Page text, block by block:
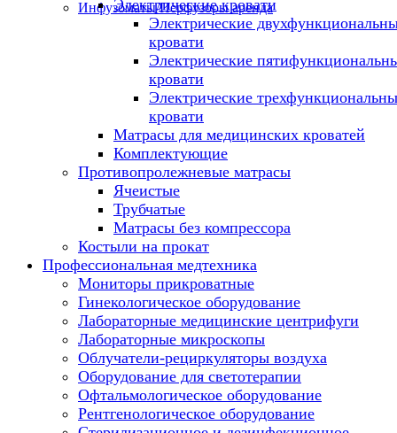
Инфузоматы/Перфузоры аренда
Электрические кровати
Электрические
кровати
Электрические
кровати
Электрические
кровати
Матрасы для медицинских кроватей
Комплектующие
Противопролежневые матрасы
Ячеистые
Трубчатые
Матрасы без компрессора
Костыли на прокат
Профессиональная медтехника
Мониторы прикроватные
Гинекологическое оборудование
Лабораторные медицинские центрифуги
Лабораторные микроскопы
Облучатели-рециркуляторы воздуха
Оборудование для светотерапии
Офтальмологическое оборудование
Рентгенологическое оборудование